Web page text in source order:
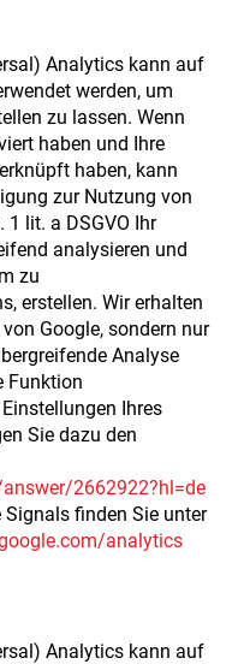
Analytics kann auf
werden, um
zu lassen. Wenn
haben und Ihre
haben, kann
zur Nutzung von
1 lit. a DSGVO Ihr
analysieren und
zu
erstellen. Wir erhalten
Google, sondern nur
Analyse
Funktion
Ihres
Sie dazu den
/2662922?hl=de
finden Sie unter
/analytics
Analytics kann auf